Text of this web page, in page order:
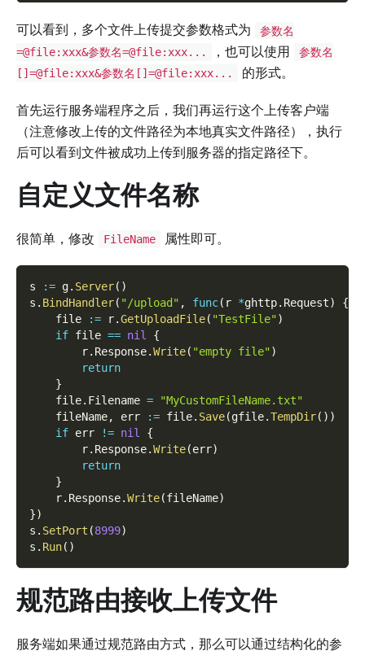
可以看到，多个文件上传提交参数格式为
参数名
=@file:xxx&参数名=@file:xxx...
，也可以使用
参数名
[]=@file:xxx&参数名[]=@file:xxx...
的形式。
首先运行服务端程序之后，我们再运行这个上传客户端
（注意修改上传的文件路径为本地真实文件路径），执行
后可以看到文件被成功上传到服务器的指定路径下。
自定义文件名称
很简单，修改 FileName 属性即可。
s := g. Server( )
s . BindHandler( "/upload" , func( r *ghttp. Request)
{
    file
:= r.GetUploadFile( "TestFile")
if file == nil
{
        r
. Response.Write( "empty file")
return
}
    file
. Filename =
"MyCustomFileName.txt"
    fileName
, err := file. Save(gfile.TempDir( ) )
if err != nil
{
        r
. Response.Write(err)
return
}
    r
. Response.Write(fileName)
})
s . SetPort (8999)
s . Run( )
规范路由接收上传文件
服务端如果通过规范路由方式，那么可以通过结构化的参